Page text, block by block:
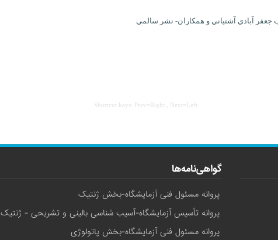
Shortcut keys: Prev=Right , Next=Left
گواهی‌نامه‌ها
پروانه مسئول فنی آزمایشگاه-بخش ژنتیک
پروانه تأسیس آزمایشگاه-آسیب شناسی بالینی و تشریحی - ژنتیک
پروانه مسئول فنی آزمایشگاه-بخش پاتولوژی